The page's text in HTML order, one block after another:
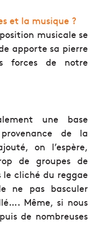
et la musique ?
musicale se
apporte sa pierre
forces de notre
une base
de la
on l’espère,
de groupes de
cliché du reggae
ne pas basculer
Même, si nous
de nombreuses